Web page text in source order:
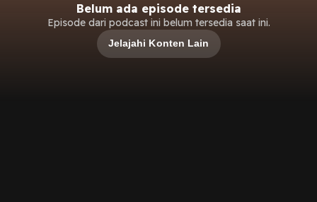
Belum ada episode tersedia
Episode dari podcast ini belum tersedia saat ini.
Jelajahi Konten Lain